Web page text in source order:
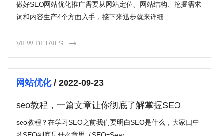
做好SEO网站优化推广需要从网站定位、网站结构、挖掘需求
词和内容生产4个方面入手，接下来迅步就来详细...
VIEW DETAILS 
网站优化/ 2022-09-23
seo教程，一篇文章让你彻底了解掌握SEO
seo教程？在学习SEO之前我们要明白SEO是什么，大家口中